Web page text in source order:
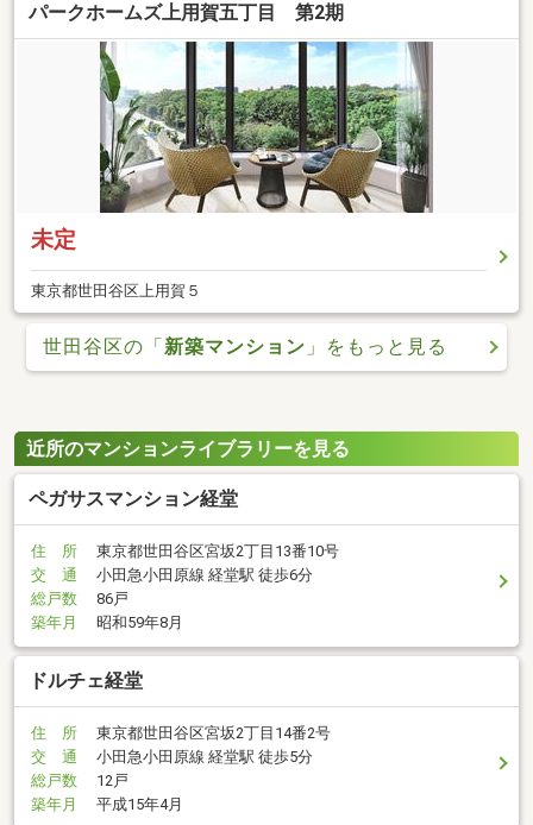
パークホームズ上用賀五丁目 第2期
未定
東京都世田谷区上用賀５
世田谷区の「新築マンション 」をもっと見る
近所のマンションライブラリーを見る
ペガサスマンション経堂
住 所
東京都世田谷区宮坂2丁目13番10号
交 通
小田急小田原線 経堂駅 徒歩6分
総戸数
86戸
築年月
昭和59年8月
ドルチェ経堂
住 所
東京都世田谷区宮坂2丁目14番2号
交 通
小田急小田原線 経堂駅 徒歩5分
総戸数
12戸
築年月
平成15年4月